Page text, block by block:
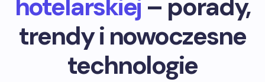
hotelarskiej – porady,
trendy i nowoczesne
technologie